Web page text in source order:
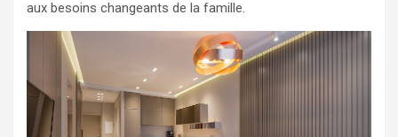
aux besoins changeants de la famille.